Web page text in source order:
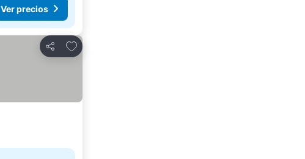
Ver precios
Compartir
Añadir a favoritos